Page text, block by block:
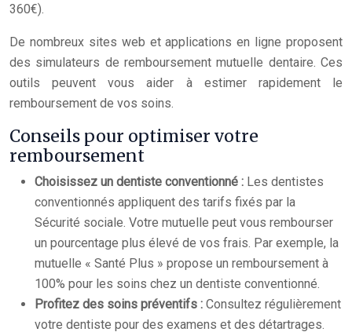
360€).
De nombreux sites web et applications en ligne proposent
des simulateurs de remboursement mutuelle dentaire. Ces
outils peuvent vous aider à estimer rapidement le
remboursement de vos soins.
Conseils pour optimiser votre
remboursement
Choisissez un dentiste conventionné : Les dentistes
conventionnés appliquent des tarifs fixés par la
Sécurité sociale. Votre mutuelle peut vous rembourser
un pourcentage plus élevé de vos frais. Par exemple, la
mutuelle « Santé Plus » propose un remboursement à
100% pour les soins chez un dentiste conventionné.
Profitez des soins préventifs : Consultez régulièrement
votre dentiste pour des examens et des détartrages.